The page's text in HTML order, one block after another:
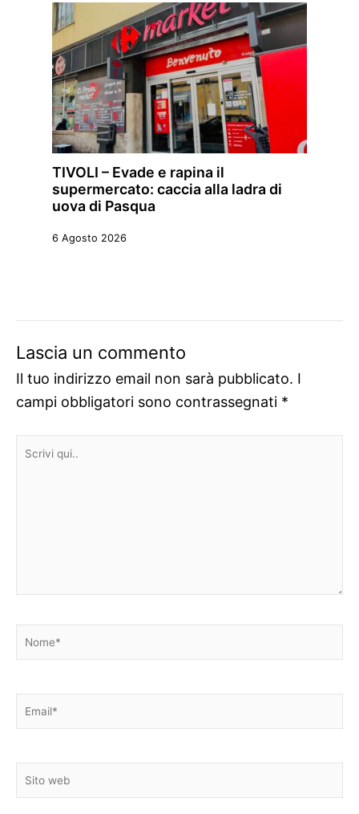
TIVOLI – Evade e rapina il
supermercato: caccia alla ladra di
uova di Pasqua
6 Agosto 2026
Lascia un commento
Il tuo indirizzo email non sarà pubblicato. I
campi obbligatori sono contrassegnati *
Scrivi
Nome*
Email*
Sito
web